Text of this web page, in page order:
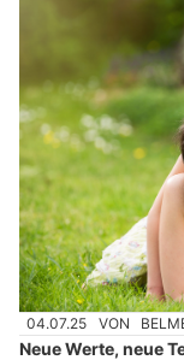
04.07.25 VON
Neue Werte, neue